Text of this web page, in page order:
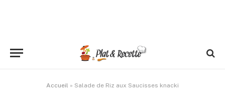
Accueil » Salade de Riz aux Saucisses knacki